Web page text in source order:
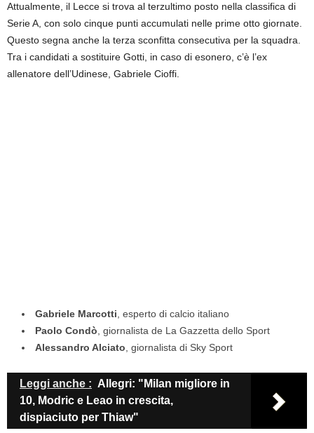
Attualmente, il Lecce si trova al terzultimo posto nella classifica di
Serie A, con solo cinque punti accumulati nelle prime otto giornate.
Questo segna anche la terza sconfitta consecutiva per la squadra.
Tra i candidati a sostituire Gotti, in caso di esonero, c’è l’ex
allenatore dell’Udinese, Gabriele Cioffi.
Gabriele Marcotti, esperto di calcio italiano
Paolo Condò, giornalista de La Gazzetta dello Sport
Alessandro Alciato, giornalista di Sky Sport
Leggi anche : Allegri: "Milan migliore in
10, Modric e Leao in crescita,
dispiaciuto per Thiaw"